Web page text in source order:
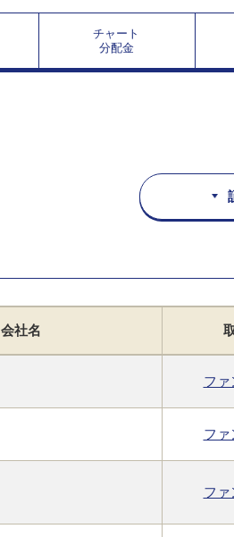
チャート
分配金
会社名
ファ
ファ
ファ